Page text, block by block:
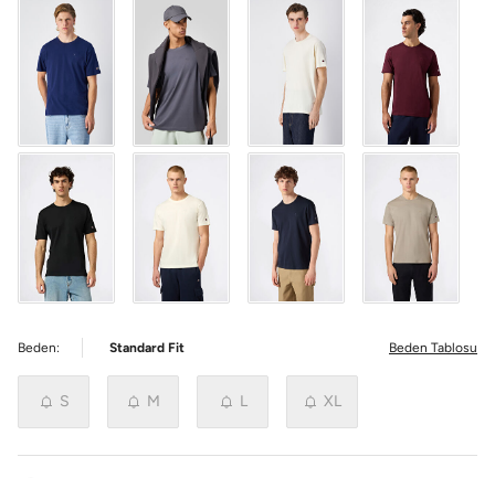
Beden: Standard Fit Beden Tablosu
S M L XL